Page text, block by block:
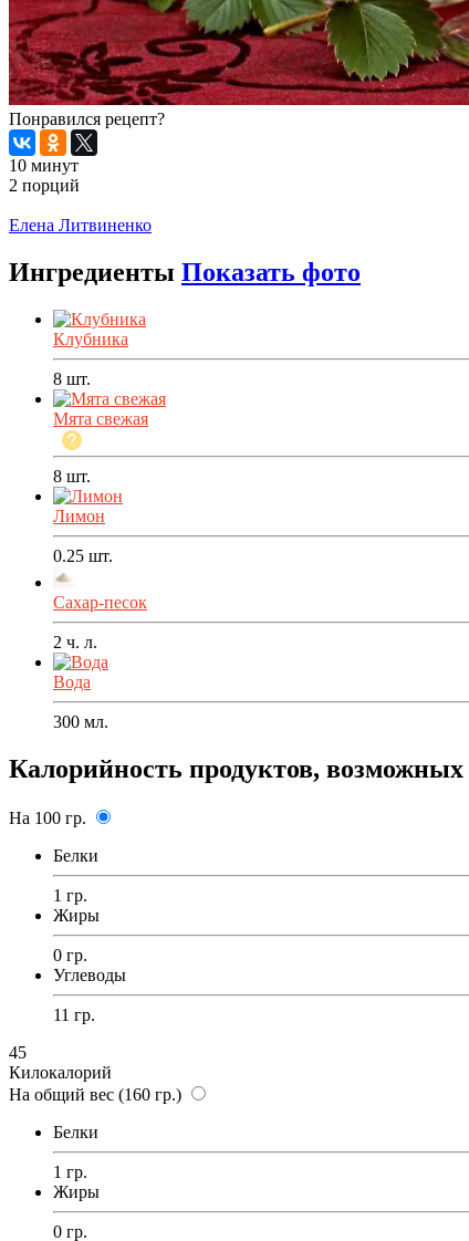
Понравился рецепт?
10 минут
2 порций
Елена Литвиненко
Ингредиенты Показать фото
Клубника
8 шт.
Мята свежая
8 шт.
Лимон
0.25 шт.
Сахар-песок
2 ч. л.
Вода
300 мл.
Калорийность продуктов, возможных
На 100 гр.
Белки
1 гр.
Жиры
0 гр.
Углеводы
11 гр.
45
Килокалорий
На общий вес (160 гр.)
Белки
1 гр.
Жиры
0 гр.